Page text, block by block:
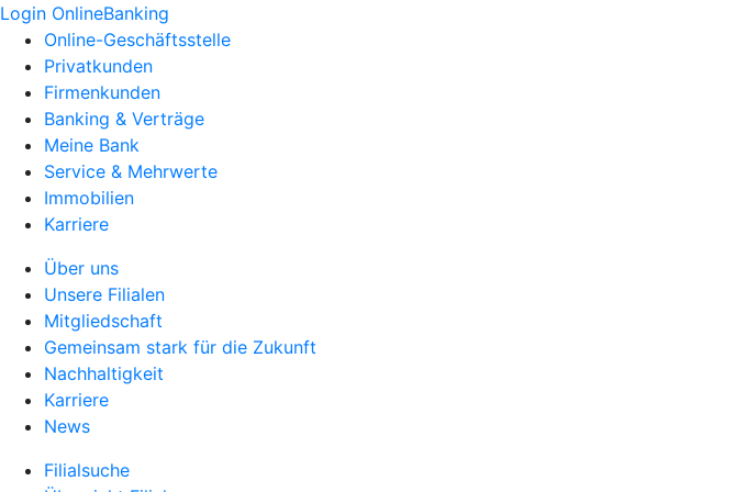
Login OnlineBanking
Online-Geschäftsstelle
Privatkunden
Firmenkunden
Banking & Verträge
Meine Bank
Service & Mehrwerte
Immobilien
Karriere
Über uns
Unsere Filialen
Mitgliedschaft
Gemeinsam stark für die Zukunft
Nachhaltigkeit
Karriere
News
Filialsuche